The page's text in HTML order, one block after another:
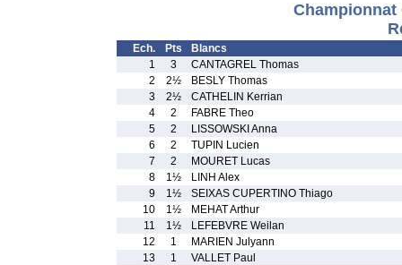
Championnat
Ech. Pts
Blancs
1
3
CANTAGREL Thomas
2
2½
BESLY Thomas
3
2½
CATHELIN Kerrian
4
2
FABRE Theo
5
2
LISSOWSKI Anna
6
2
TUPIN Lucien
7
2
MOURET Lucas
8
1½
LINH Alex
9
1½
SEIXAS CUPERTINO Thiago
10
1½
MEHAT Arthur
11
1½
LEFEBVRE Weilan
12
1
MARIEN Julyann
13
1
VALLET Paul